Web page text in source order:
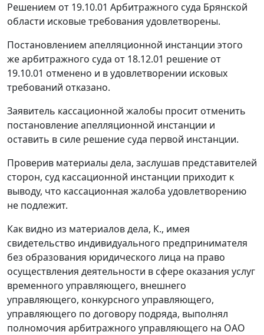
Решением от 19.10.01 Арбитражного суда Брянской
области исковые требования удовлетворены.
Постановлением апелляционной инстанции этого
же арбитражного суда от 18.12.01 решение от
19.10.01 отменено и в удовлетворении исковых
требований отказано.
Заявитель кассационной жалобы просит отменить
постановление апелляционной инстанции и
оставить в силе решение суда первой инстанции.
Проверив материалы дела, заслушав представителей
сторон, суд кассационной инстанции приходит к
выводу, что кассационная жалоба удовлетворению
не подлежит.
Как видно из материалов дела, К., имея
свидетельство индивидуального предпринимателя
без образования юридического лица на право
осуществления деятельности в сфере оказания услуг
временного управляющего, внешнего
управляющего, конкурсного управляющего,
управляющего по договору подряда, выполнял
полномочия арбитражного управляющего на ОАО